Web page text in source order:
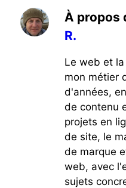
À propos
R.
Le web et
mon métier
d'années,
de contenu
projets en
de site, le
de marque
web, avec
sujets